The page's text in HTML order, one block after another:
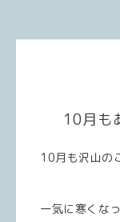
10月も
10月も沢山の
一気に寒くな